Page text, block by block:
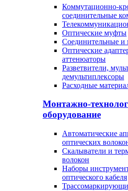
Коммутационно-
соединительные
Оптические муфты
Соединительные
Оптические
аттенюаторы
Разветвители,
демультиплексоры
Расходные
Монтажно-
оборудование
Автоматические
оптических
Cкалыватели и
волокон
Наборы
оптического кабеля